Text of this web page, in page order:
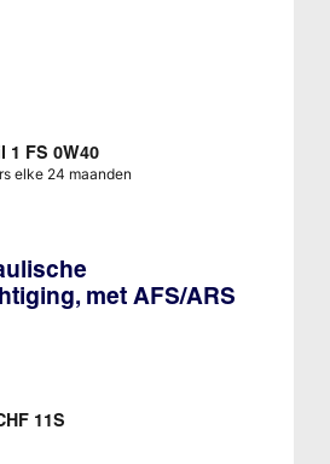
1 FS 0W40
elke 24 maanden
met AFS/ARS
11S